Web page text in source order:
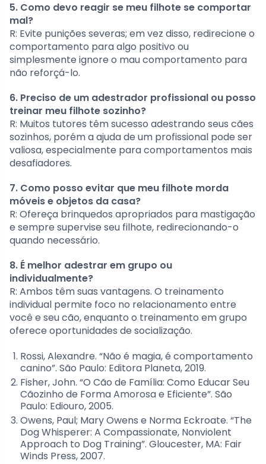
5. Como devo reagir se meu filhote se comportar
mal?
R: Evite punições severas; em vez disso, redirecione o
comportamento para algo positivo ou
simplesmente ignore o mau comportamento para
não reforçá-lo.
6. Preciso de um adestrador profissional ou posso
treinar meu filhote sozinho?
R: Muitos tutores têm sucesso adestrando seus cães
sozinhos, porém a ajuda de um profissional pode ser
valiosa, especialmente para comportamentos mais
desafiadores.
7. Como posso evitar que meu filhote morda
móveis e objetos da casa?
R: Ofereça brinquedos apropriados para mastigação
e sempre supervise seu filhote, redirecionando-o
quando necessário.
8. É melhor adestrar em grupo ou
individualmente?
R: Ambos têm suas vantagens. O treinamento
individual permite foco no relacionamento entre
você e seu cão, enquanto o treinamento em grupo
oferece oportunidades de socialização.
Rossi, Alexandre. “Não é magia, é comportamento
canino”. São Paulo: Editora Planeta, 2019.
Fisher, John. “O Cão de Família: Como Educar Seu
Cãozinho de Forma Amorosa e Eficiente”. São
Paulo: Ediouro, 2005.
Owens, Paul; Mary Owens e Norma Eckroate. “The
Dog Whisperer: A Compassionate, Nonviolent
Approach to Dog Training”. Gloucester, MA: Fair
Winds Press, 2007.